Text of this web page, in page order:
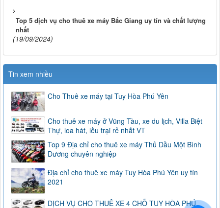
Top 5 dịch vụ cho thuê xe máy Bắc Giang uy tín và chất lượng
nhất
(19/09/2024)
Tin xem nhiều
Cho Thuê xe máy tại Tuy Hòa Phú Yên
Cho thuê xe máy ở Vũng Tàu, xe du lịch, Villa Biệt
Thự, loa hát, lều trại rẻ nhất VT
Top 9 Địa chỉ cho thuê xe máy Thủ Dầu Một Bình
Dương chuyên nghiệp
Địa chỉ cho thuê xe máy Tuy Hòa Phú Yên uy tín
2021
DỊCH VỤ CHO THUÊ XE 4 CHỖ TUY HÒA PHÚ